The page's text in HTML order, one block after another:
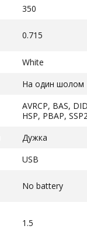
350
0.715
White
На один шолом
AVRCP, BAS,
HSP, PBAP,
Дужка
USB
No battery
1.5